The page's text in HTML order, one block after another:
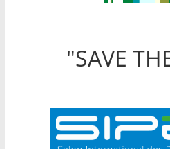
"SAVE